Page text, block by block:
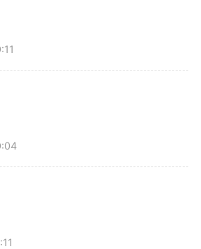
竞争归根结底是人
为中国科大、合工大
师，以及中国计算机
积极搭建产学研用交
传授技术，更传递信